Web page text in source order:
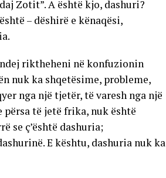
Zotit”. A është kjo, dashuri?
– dëshirë e kënaqësi,
riktheheni në konfuzionin
nuk ka shqetësime, probleme,
nga një tjetër, të varesh nga një
të jetë frika, nuk është
se ç’është dashuria;
E kështu, dashuria nuk ka